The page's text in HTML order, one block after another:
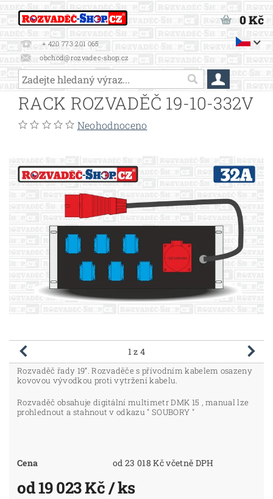
+ 420 773 201 065
obchod@rozvadec-shop.cz
0 Kč
RACK ROZVADĚČ 19-10-332V
Neohodnoceno
1z 4
Rozvaděč řady 19“. Rozvaděče s přívodním kabelem osazeny
kovovou vývodkou proti vytržení kabelu.
Rozvaděč obsahuje digitální multimetr DMK 15 , manual lze
prohlednout a stahnout v odkazu " SOUBORY "
Cena od 23 018 Kč včetně DPH
od 19 023 Kč/ ks